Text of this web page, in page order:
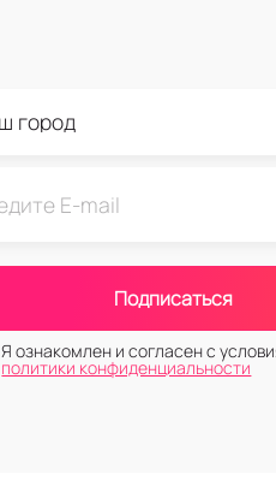
Подписаться
Я ознакомлен и согласен с
политики конфиденциальности